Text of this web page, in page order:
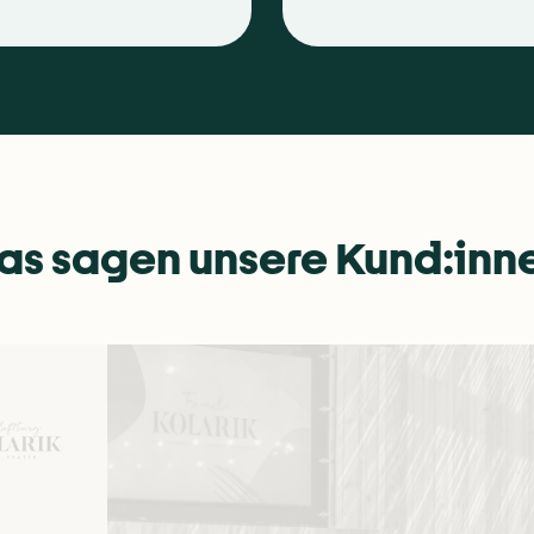
sagen unsere